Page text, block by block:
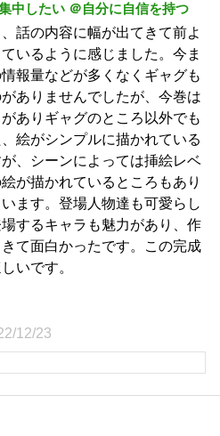
中したい ＠自分に自信を持つ
話の内容に幅が出てきて前よ
いるように感じました。今ま
報量などが多くなくギャグも
ありませんでしたが、今巻は
ありギャグのところ以外でも
絵がシンプルに描かれている
、シーンによっては挿絵レベ
が描かれているところもあり
ます。登場人物達も可愛らし
するキャラも魅力があり、作
て面白かったです。この完成
いです。
12/23